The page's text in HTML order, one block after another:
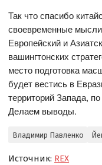
Так что спасибо
своевременные
Европейский и
вашингтонских
место подготовка
будет вестись в
территорий Запада,
Делаем выводы.
Владимир Павленко
Источник: REX